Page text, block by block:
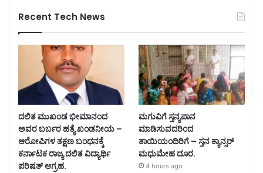
Recent Tech News
ದಲಿತ ಮುಖಂಡ ಭೀಮಾನಂದ
ಅವರ ಬರ್ಬರ ಹತ್ಯೆ ಖಂಡನೀಯ –
ಆರೋಪಿಗಳ ತಕ್ಷಣ ಬಂಧನಕ್ಕೆ
ಕರ್ನಾಟಕ ರಾಜ್ಯ ದಲಿತ ವಿದ್ಯಾರ್ಥಿ
ಪರಿಷತ್ ಆಗ್ರಹ.
ಮಗುವಿಗೆ ಸ್ತನ್ಯಪಾನ
ಮಾಡಿಸುವದರಿಂದ
ತಾಯಿಯಂದಿರಿಗೆ – ಸ್ತನ ಕ್ಯಾನ್ಸರ್
ಮಧುಮೇಹ ದೂರ.
4 hours ago